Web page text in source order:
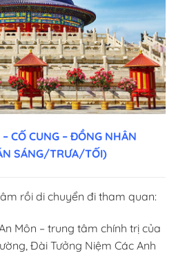
CỐ CUNG – ĐỒNG NHÂN
SÁNG/TRƯA/TỐI)
rồi di chuyển đi tham quan:
Môn – trung tâm chính trị của
Đài Tưởng Niệm Các Anh